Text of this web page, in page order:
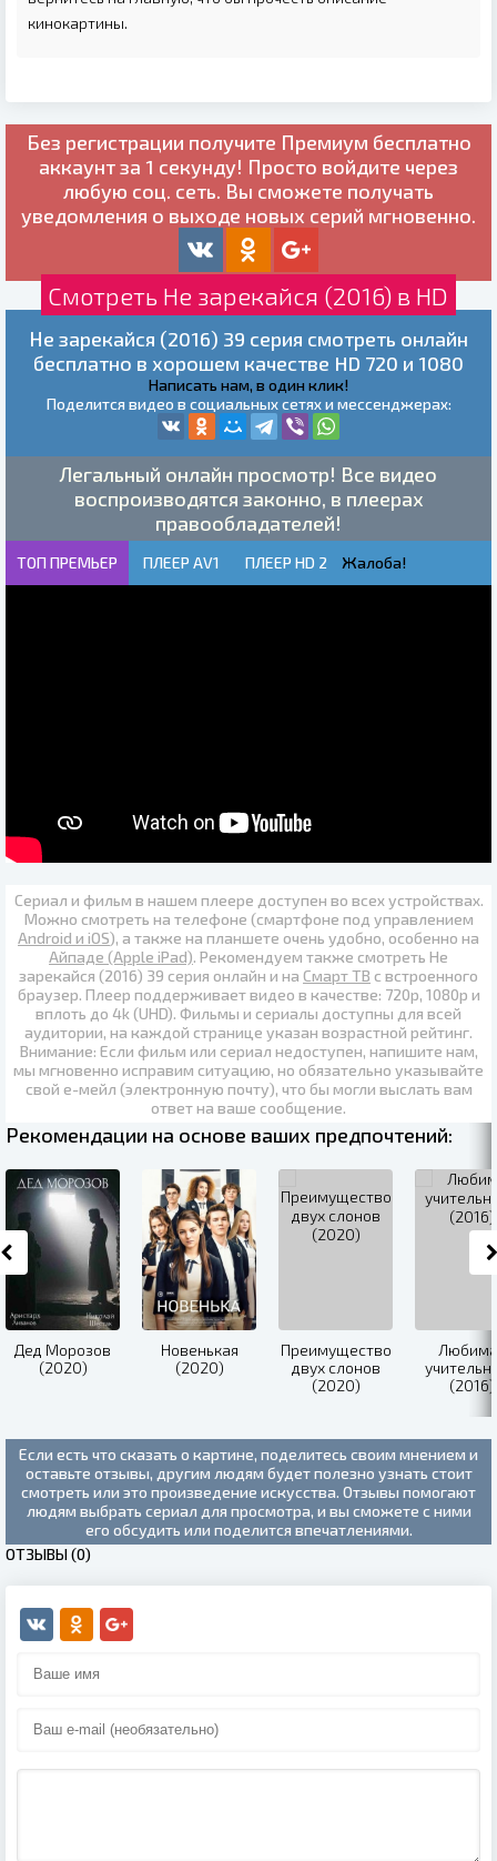
кинокартины.
Без регистрации получите Премиум бесплатно
аккаунт за 1 секунду! Просто войдите через
любую соц. сеть. Вы сможете получать
уведомления о выходе новых серий мгновенно.
Смотреть Не зарекайся (2016) в HD
Не зарекайся (2016) 39 серия смотреть онлайн
бесплатно в хорошем качестве HD 720 и 1080
Написать нам, в один клик!
Поделится видео в социальных сетях и мессенджерах:
Легальный онлайн просмотр! Все видео
воспроизводятся законно, в плеерах
правообладателей!
ТОП ПРЕМЬЕР ПЛЕЕР AV1 ПЛЕЕР HD 2 Жалоба!
Сериал и фильм в нашем плеере доступен во всех устройствах.
Можно смотреть на телефоне (смартфоне под управлением
Android и iOS), а также на планшете очень удобно, особенно на
Айпаде (Apple iPad). Рекомендуем также смотреть Не
зарекайся (2016) 39 серия онлайн и на Смарт ТВ с встроенного
браузер. Плеер поддерживает видео в качестве: 720p, 1080p и
вплоть до 4k (UHD). Фильмы и сериалы доступны для всей
аудитории, на каждой странице указан возрастной рейтинг.
Внимание: Если фильм или сериал недоступен, напишите нам,
мы мгновенно исправим ситуацию, но обязательно указывайте
свой е-мейл (электронную почту), что бы могли выслать вам
ответ на ваше сообщение.
Рекомендации на основе ваших предпочтений:
Дед Морозов
(2020)
Новенькая
(2020)
Преимущество
двух слонов
(2020)
(2016)
Если есть что сказать о картине, поделитесь своим мнением и
оставьте отзывы, другим людям будет полезно узнать стоит
смотреть или это произведение искусства. Отзывы помогают
людям выбрать сериал для просмотра, и вы сможете с ними
его обсудить или поделится впечатлениями.
ОТЗЫВЫ (0)